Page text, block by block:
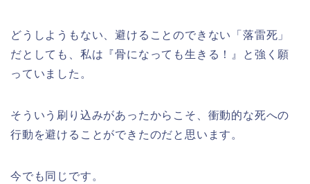
どうしようもない、避けることのできない「落雷死」
だとしても、私は『骨になっても生きる！』と強く願
っていました。
そういう刷り込みがあったからこそ、衝動的な死への
行動を避けることができたのだと思います。
今でも同じです。